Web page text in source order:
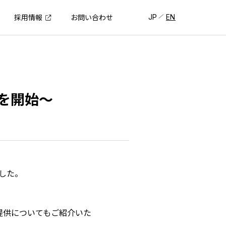
JP EN
採用情報 お問い合わせ
開始〜
。
についてもご紹介いた